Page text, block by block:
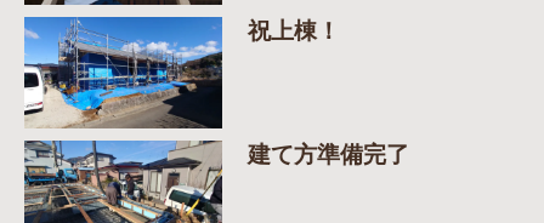
祝上棟！
建て方準備完了